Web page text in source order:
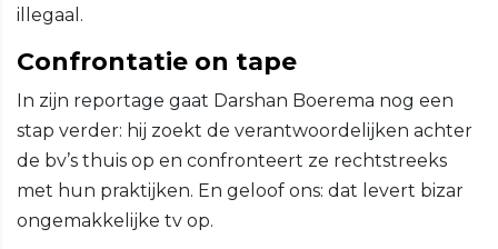
illegaal.
Confrontatie on tape
In zijn reportage gaat Darshan Boerema nog een
stap verder: hij zoekt de verantwoordelijken achter
de bv’s thuis op en confronteert ze rechtstreeks
met hun praktijken. En geloof ons: dat levert bizar
ongemakkelijke tv op.